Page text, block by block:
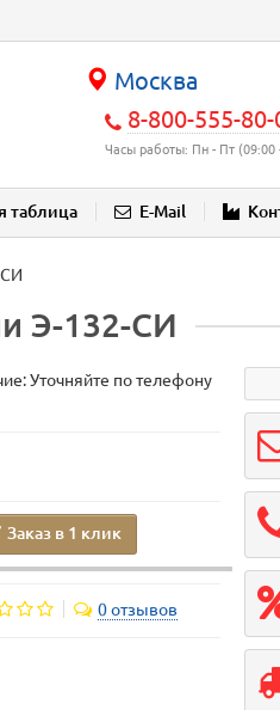
Москва
8-800-555-80-
Часы работы: Пн - Пт (09:00
таблица E-Mail
Э-132-СИ
Уточняйте по телефону
Заказ в 1 клик
0 отзывов